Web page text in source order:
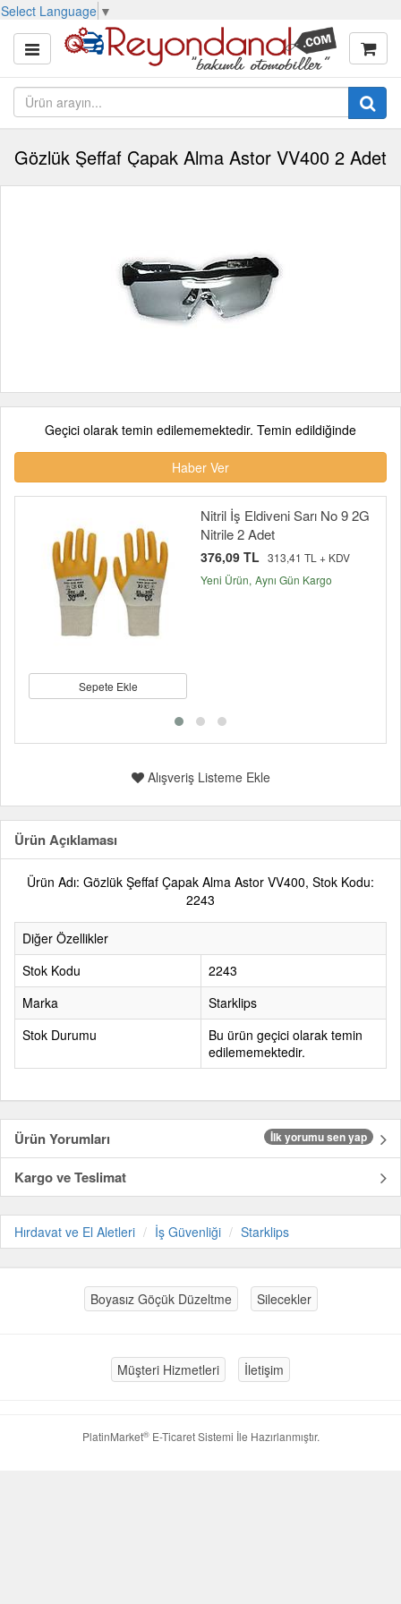
Select Language ▼
Gözlük Şeffaf Çapak Alma Astor VV400 2 Adet
Geçici olarak temin edilememektedir. Temin edildiğinde
Haber Ver
Sepete Ekle
Nitril İş Eldiveni Sarı No 9 2G
Nitrile 2 Adet
376,09 TL 313,41 TL + KDV
Yeni Ürün Aynı Gün Kargo
Alışveriş Listeme Ekle
Ürün Açıklaması
Ürün Adı: Gözlük Şeffaf Çapak Alma Astor VV400, Stok Kodu:
2243
Diğer Özellikler
Stok Kodu
2243
Marka
Starklips
Stok Durumu
Bu ürün geçici olarak temin
edilememektedir.
Ürün Yorumları İlk yorumu sen yap
Kargo ve Teslimat
Hırdavat ve El Aletleri İş Güvenliği Starklips
Boyasız Göçük Düzeltme Silecekler
Müşteri Hizmetleri İletişim
PlatinMarket®E-Ticaret Sistemi İle Hazırlanmıştır.